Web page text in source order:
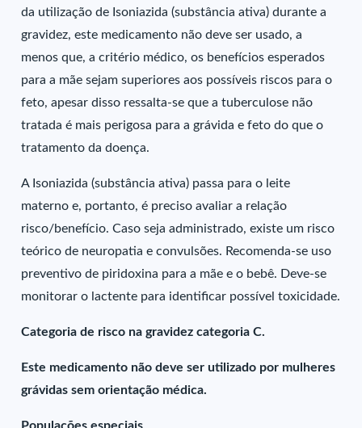
da utilização de Isoniazida (substância ativa) durante a
gravidez, este medicamento não deve ser usado, a
menos que, a critério médico, os benefícios esperados
para a mãe sejam superiores aos possíveis riscos para o
feto, apesar disso ressalta-se que a tuberculose não
tratada é mais perigosa para a grávida e feto do que o
tratamento da doença.
A Isoniazida (substância ativa) passa para o leite
materno e, portanto, é preciso avaliar a relação
risco/benefício. Caso seja administrado, existe um risco
teórico de neuropatia e convulsões. Recomenda-se uso
preventivo de piridoxina para a mãe e o bebê. Deve-se
monitorar o lactente para identificar possível toxicidade.
Categoria de risco na gravidez categoria C.
Este medicamento não deve ser utilizado por mulheres
grávidas sem orientação médica.